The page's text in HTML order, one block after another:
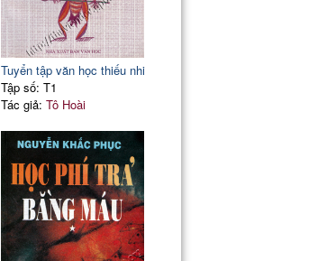
Tuyển tập văn học thiếu nhi
Tập số: T1
Tác giả: Tô Hoài